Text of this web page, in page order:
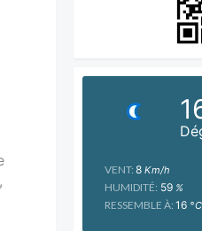
VENT: 8Km/h
HUMIDITÉ: 59%
RESSEMBLE À: 16°C